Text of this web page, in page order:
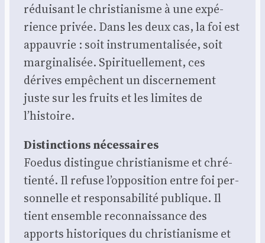
rédui­sant le chris­tia­nisme à une expé­
rience pri­vée. Dans les deux cas, la foi est
appau­vrie : soit ins­tru­men­ta­li­sée, soit
mar­gi­na­li­sée. Spi­ri­tuel­le­ment, ces
dérives empêchent un dis­cer­ne­ment
juste sur les fruits et les limites de
l’histoire.
Dis­tinc­tions néces­saires
Foe­dus dis­tingue chris­tia­nisme et chré­
tien­té. Il refuse l’opposition entre foi per­
son­nelle et res­pon­sa­bi­li­té publique. Il
tient ensemble recon­nais­sance des
apports his­to­riques du chris­tia­nisme et